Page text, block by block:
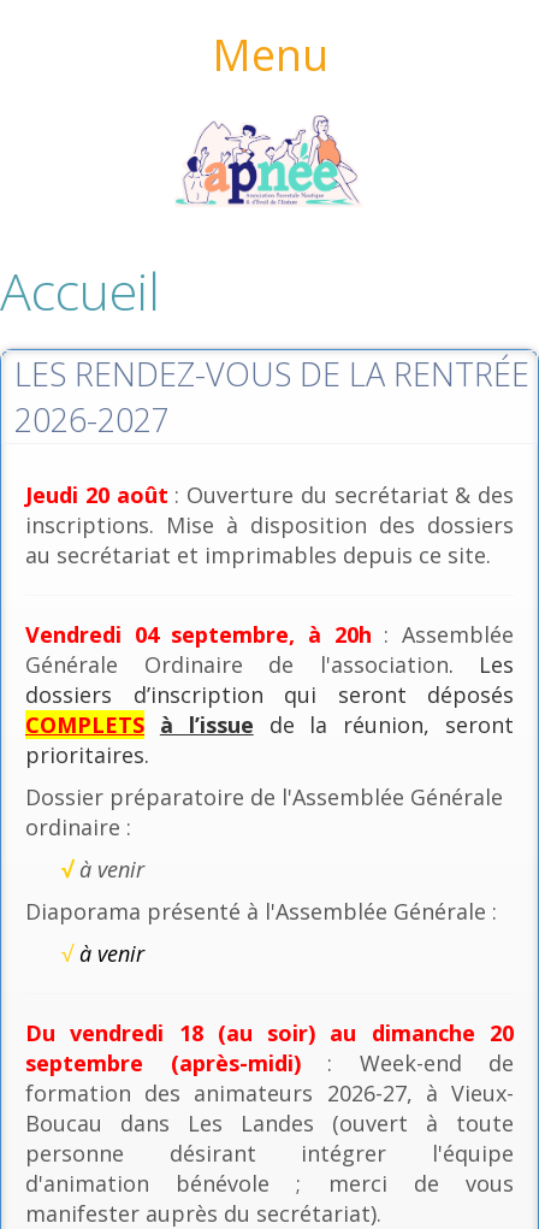
Menu
Accueil
LES RENDEZ-VOUS DE LA RENTRÉE
2026-2027
Jeudi 20 août : Ouverture du secrétariat & des
inscriptions. Mise à disposition des dossiers
au secrétariat et imprimables depuis ce site.
Vendredi 04 septembre, à 20h : Assemblée
Générale Ordinaire de l'association. Les
dossiers d’inscription qui seront déposés
COMPLETS à l’issue de la réunion, seront
prioritaires.
Dossier préparatoire de l'Assemblée Générale
ordinaire :
√ à venir
Diaporama présenté à l'Assemblée Générale :
√à venir
Du vendredi 18 (au soir) au dimanche 20
septembre (après-midi): Week-end de
formation des animateurs 2026-27, à Vieux-
Boucau dans Les Landes (ouvert à toute
personne désirant intégrer l'équipe
d'animation bénévole ; merci de vous
manifester auprès du secrétariat).